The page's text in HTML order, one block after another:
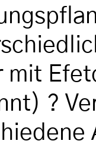
mit
?